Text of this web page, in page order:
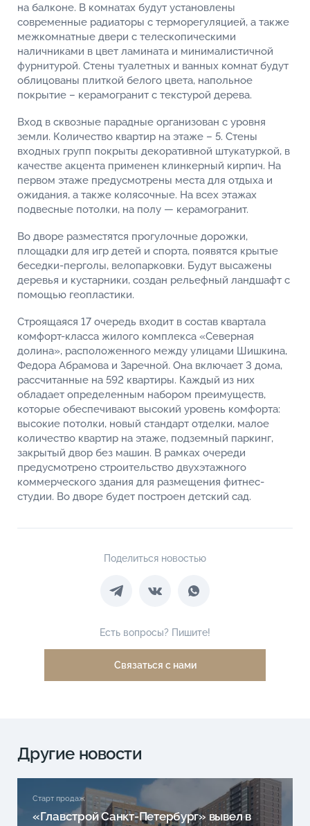
на балконе. В комнатах будут установлены
современные радиаторы с терморегуляцией, а также
межкомнатные двери с телескопическими
наличниками в цвет ламината и минималистичной
фурнитурой. Стены туалетных и ванных комнат будут
облицованы плиткой белого цвета, напольное
покрытие – керамогранит с текстурой дерева.
Вход в сквозные парадные организован с уровня
земли. Количество квартир на этаже – 5. Стены
входных групп покрыты декоративной штукатуркой, в
качестве акцента применен клинкерный кирпич. На
первом этаже предусмотрены места для отдыха и
ожидания, а также колясочные. На всех этажах
подвесные потолки, на полу — керамогранит.
Во дворе разместятся прогулочные дорожки,
площадки для игр детей и спорта, появятся крытые
беседки-перголы, велопарковки. Будут высажены
деревья и кустарники, создан рельефный ландшафт с
помощью геопластики.
Строящаяся 17 очередь входит в состав квартала
комфорт-класса жилого комплекса «Северная
долина», расположенного между улицами Шишкина,
Федора Абрамова и Заречной. Она включает 3 дома,
рассчитанные на 592 квартиры. Каждый из них
обладает определенным набором преимуществ,
которые обеспечивают высокий уровень комфорта:
высокие потолки, новый стандарт отделки, малое
количество квартир на этаже, подземный паркинг,
закрытый двор без машин. В рамках очереди
предусмотрено строительство двухэтажного
коммерческого здания для размещения фитнес-
студии. Во дворе будет построен детский сад.
Поделиться новостью
Есть вопросы? Пишите!
Связаться с нами
Другие новости
Старт продаж
«Главстрой Санкт-Петербург» вывел в